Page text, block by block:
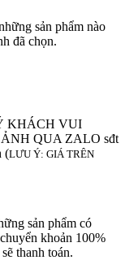
sản phẩm nào
đã chọn.
KHÁCH VUI
QUA ZALO sđt
(LƯU Ý: GIÁ TRÊN
sản phẩm có
khoản 100%
thanh toán.